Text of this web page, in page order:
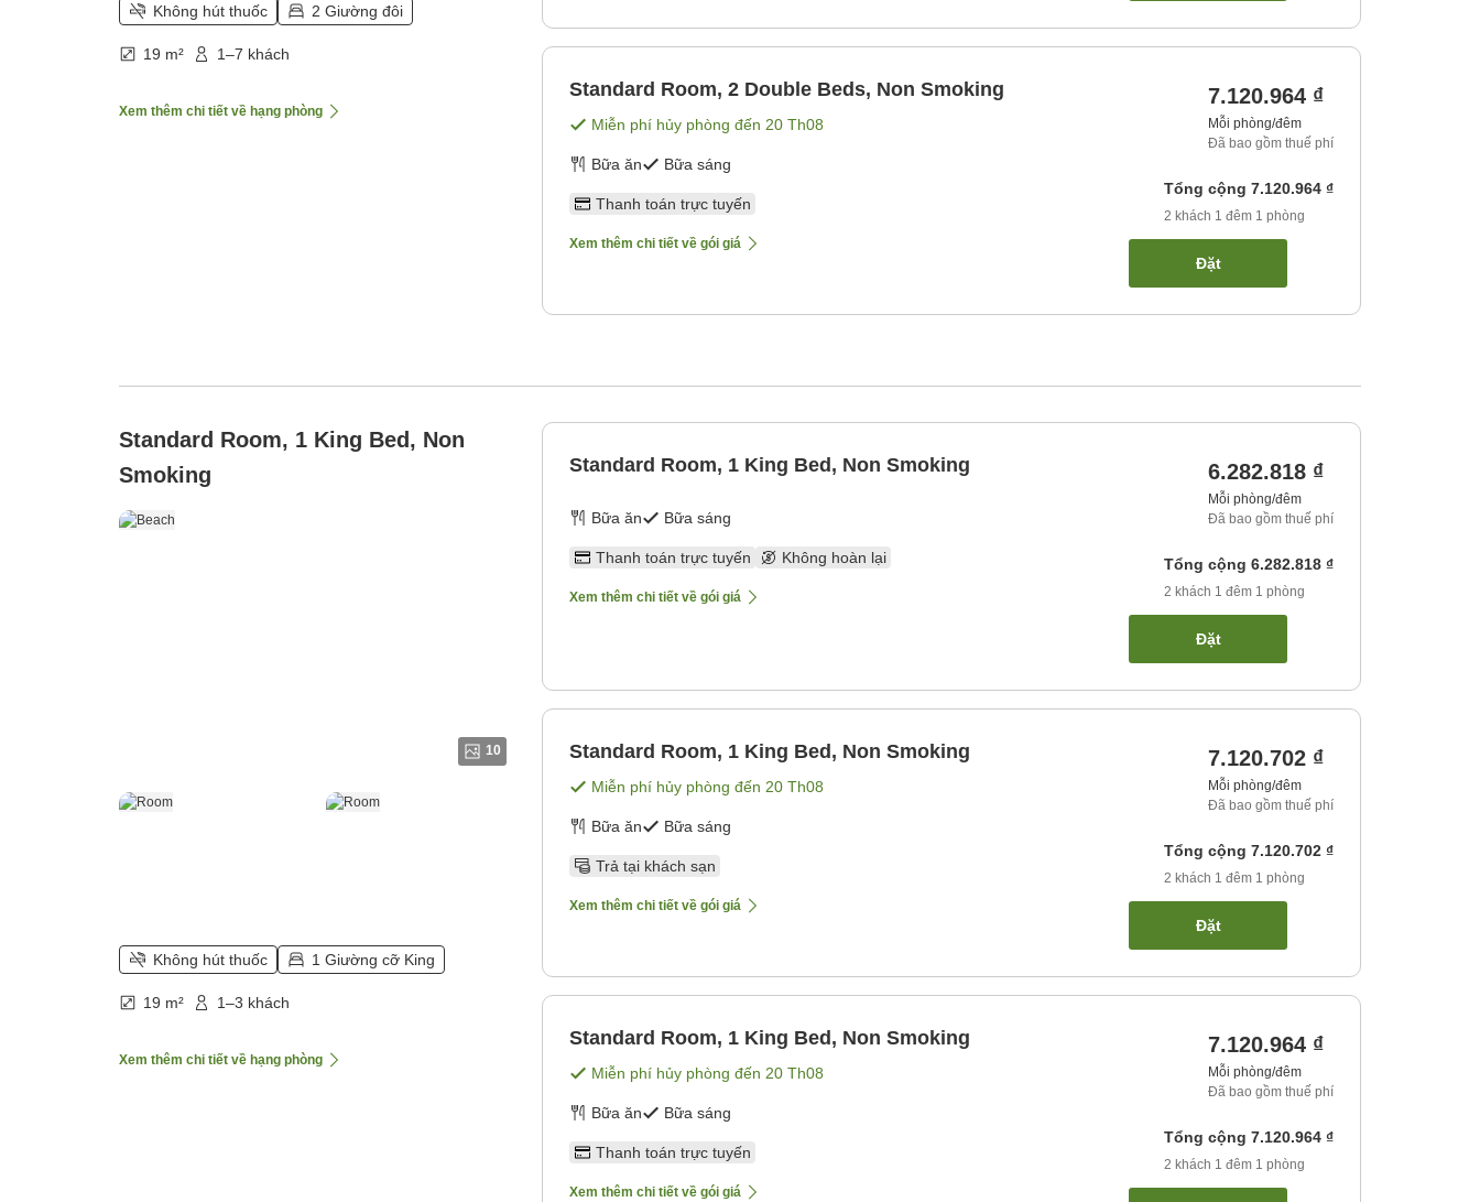
Không hút thuốc 2 Giường đôi
19 m² 1–7 khách
Xem thêm chi tiết về hạng phòng
Standard Room, 2 Double Beds, Non Smoking
Miễn phí hủy phòng đến 20 Th08
Bữa ăn Bữa sáng
Thanh toán trực tuyến
Xem thêm chi tiết về gói giá
7.120.964 ₫
Mỗi phòng/đêm
Đã bao gồm thuế phí
Tổng cộng 7.120.964 ₫
2 khách 1 đêm 1 phòng
Đặt
Standard Room, 1 King Bed, Non
Smoking
10
Không hút thuốc 1 Giường cỡ King
19 m² 1–3 khách
Xem thêm chi tiết về hạng phòng
Standard Room, 1 King Bed, Non Smoking
Bữa ăn Bữa sáng
Thanh toán trực tuyến Không hoàn lại
Xem thêm chi tiết về gói giá
6.282.818 ₫
Mỗi phòng/đêm
Đã bao gồm thuế phí
Tổng cộng 6.282.818 ₫
2 khách 1 đêm 1 phòng
Đặt
Standard Room, 1 King Bed, Non Smoking
Miễn phí hủy phòng đến 20 Th08
Bữa ăn Bữa sáng
Trả tại khách sạn
Xem thêm chi tiết về gói giá
7.120.702 ₫
Mỗi phòng/đêm
Đã bao gồm thuế phí
Tổng cộng 7.120.702 ₫
2 khách 1 đêm 1 phòng
Đặt
Standard Room, 1 King Bed, Non Smoking
Miễn phí hủy phòng đến 20 Th08
Bữa ăn Bữa sáng
Thanh toán trực tuyến
Xem thêm chi tiết về gói giá
7.120.964 ₫
Mỗi phòng/đêm
Đã bao gồm thuế phí
Tổng cộng 7.120.964 ₫
2 khách 1 đêm 1 phòng